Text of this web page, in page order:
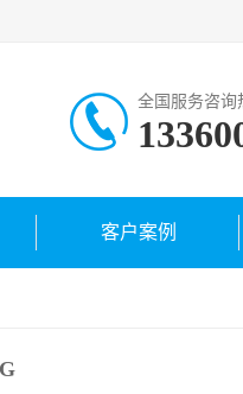
全国服务咨询
客户案例